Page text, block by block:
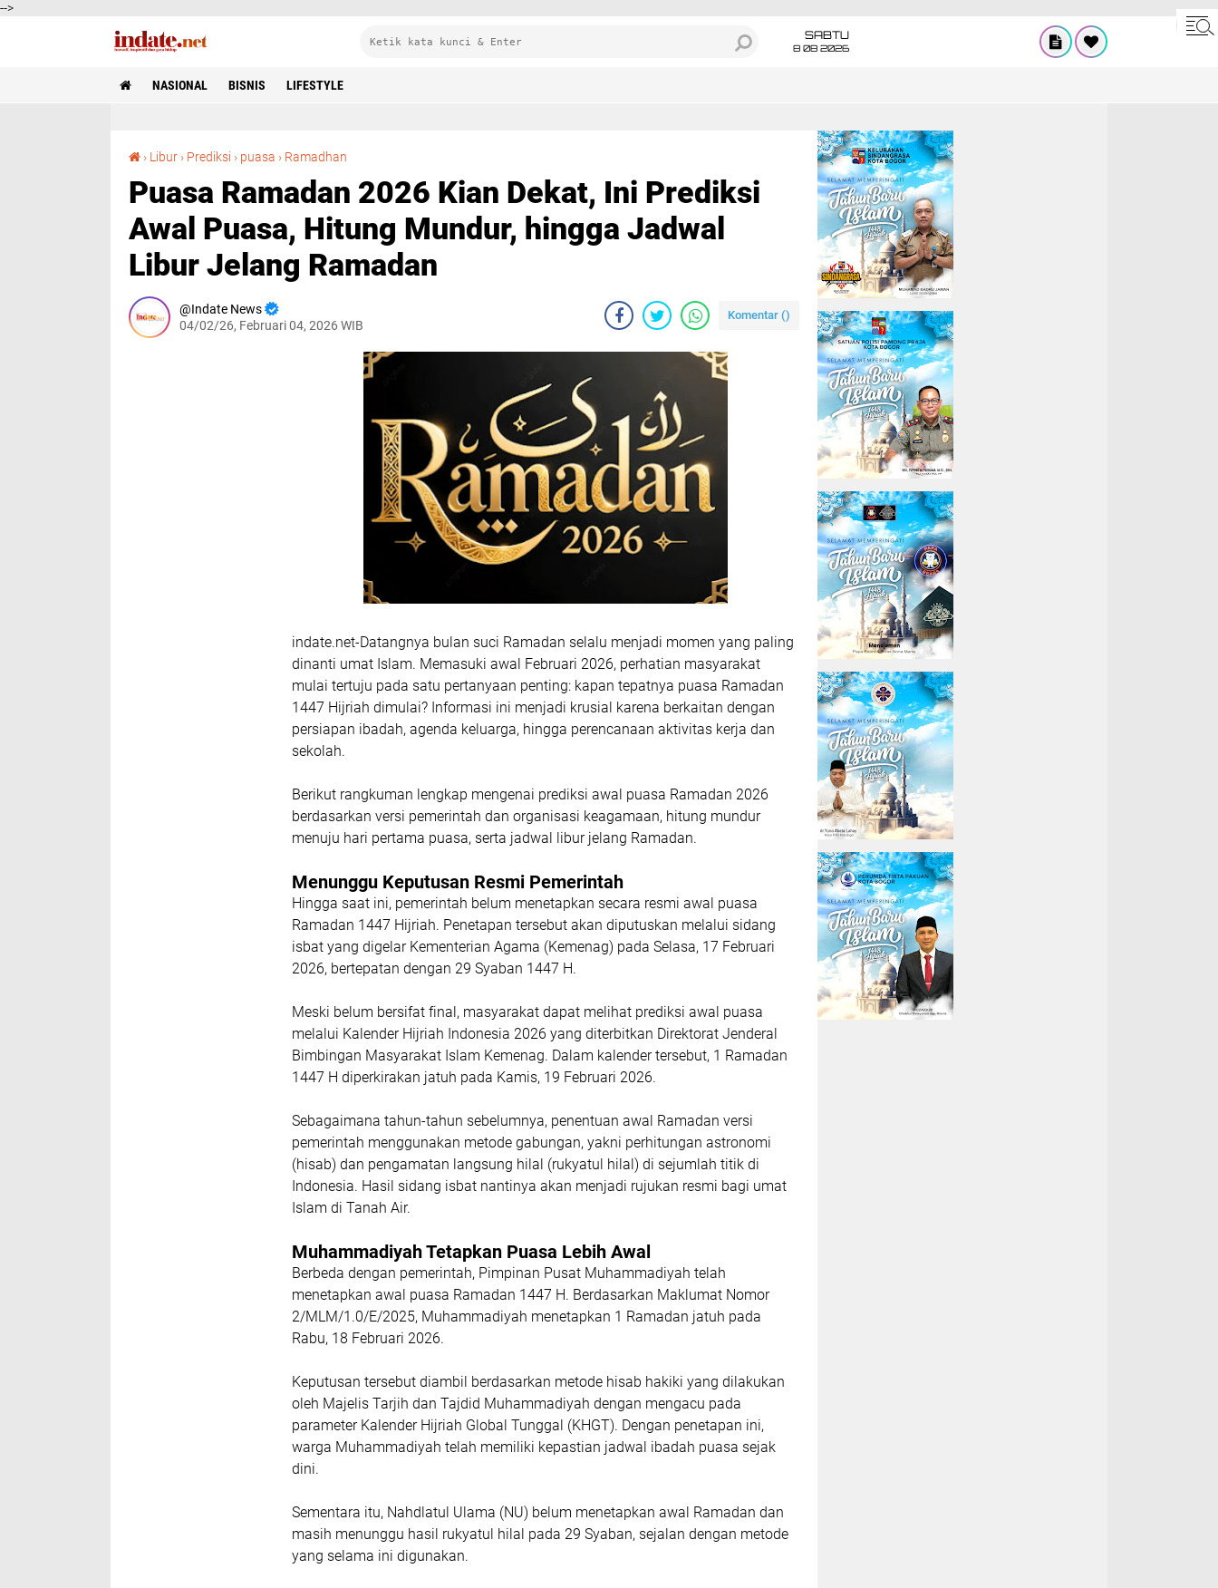
-->
SABTU
8 08 2026
NASIONAL BISNIS LIFESTYLE
› Libur › Prediksi › puasa › Ramadhan
Puasa Ramadan 2026 Kian Dekat, Ini Prediksi
Awal Puasa, Hitung Mundur, hingga Jadwal
Libur Jelang Ramadan
Indate News
04/02/26, Februari 04, 2026 WIB
Komentar ()
indate.net-Datangnya bulan suci Ramadan selalu menjadi momen yang paling
dinanti umat Islam. Memasuki awal Februari 2026, perhatian masyarakat
mulai tertuju pada satu pertanyaan penting: kapan tepatnya puasa Ramadan
1447 Hijriah dimulai? Informasi ini menjadi krusial karena berkaitan dengan
persiapan ibadah, agenda keluarga, hingga perencanaan aktivitas kerja dan
sekolah.
Berikut rangkuman lengkap mengenai prediksi awal puasa Ramadan 2026
berdasarkan versi pemerintah dan organisasi keagamaan, hitung mundur
menuju hari pertama puasa, serta jadwal libur jelang Ramadan.
Menunggu Keputusan Resmi Pemerintah
Hingga saat ini, pemerintah belum menetapkan secara resmi awal puasa
Ramadan 1447 Hijriah. Penetapan tersebut akan diputuskan melalui sidang
isbat yang digelar Kementerian Agama (Kemenag) pada Selasa, 17 Februari
2026, bertepatan dengan 29 Syaban 1447 H.
Meski belum bersifat final, masyarakat dapat melihat prediksi awal puasa
melalui Kalender Hijriah Indonesia 2026 yang diterbitkan Direktorat Jenderal
Bimbingan Masyarakat Islam Kemenag. Dalam kalender tersebut, 1 Ramadan
1447 H diperkirakan jatuh pada Kamis, 19 Februari 2026.
Sebagaimana tahun-tahun sebelumnya, penentuan awal Ramadan versi
pemerintah menggunakan metode gabungan, yakni perhitungan astronomi
(hisab) dan pengamatan langsung hilal (rukyatul hilal) di sejumlah titik di
Indonesia. Hasil sidang isbat nantinya akan menjadi rujukan resmi bagi umat
Islam di Tanah Air.
Muhammadiyah Tetapkan Puasa Lebih Awal
Berbeda dengan pemerintah, Pimpinan Pusat Muhammadiyah telah
menetapkan awal puasa Ramadan 1447 H. Berdasarkan Maklumat Nomor
2/MLM/1.0/E/2025, Muhammadiyah menetapkan 1 Ramadan jatuh pada
Rabu, 18 Februari 2026.
Keputusan tersebut diambil berdasarkan metode hisab hakiki yang dilakukan
oleh Majelis Tarjih dan Tajdid Muhammadiyah dengan mengacu pada
parameter Kalender Hijriah Global Tunggal (KHGT). Dengan penetapan ini,
warga Muhammadiyah telah memiliki kepastian jadwal ibadah puasa sejak
dini.
Sementara itu, Nahdlatul Ulama (NU) belum menetapkan awal Ramadan dan
masih menunggu hasil rukyatul hilal pada 29 Syaban, sejalan dengan metode
yang selama ini digunakan.